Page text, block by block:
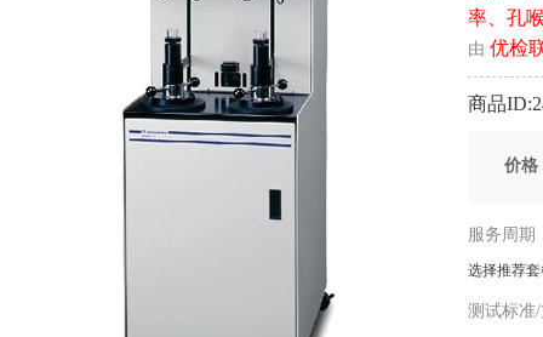
率、孔
由 优检
商品
价
服务周
选择推荐
测试标